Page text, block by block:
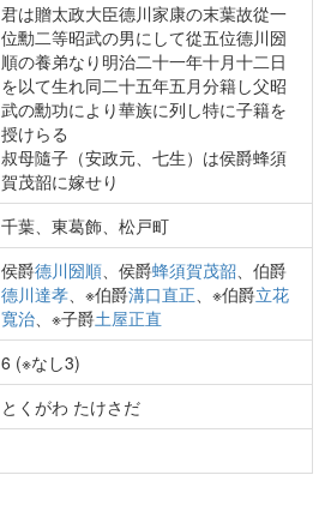
君は贈太政大臣德川家康の末葉故從一
位勳二等昭武の男にして從五位德川圀
順の養弟なり明治二十一年十月十二日
を以て生れ同二十五年五月分籍し父昭
武の勳功により華族に列し特に子籍を
授けらる
叔母隨子（安政元、七生）は侯爵蜂須
賀茂韶に嫁せり
千葉、東葛飾、松戸町
侯爵德川圀順、侯爵蜂須賀茂韶、伯爵
德川達孝、※伯爵溝口直正、※伯爵立花
寬治、※子爵土屋正直
6 (※なし3)
とくがわ たけさだ